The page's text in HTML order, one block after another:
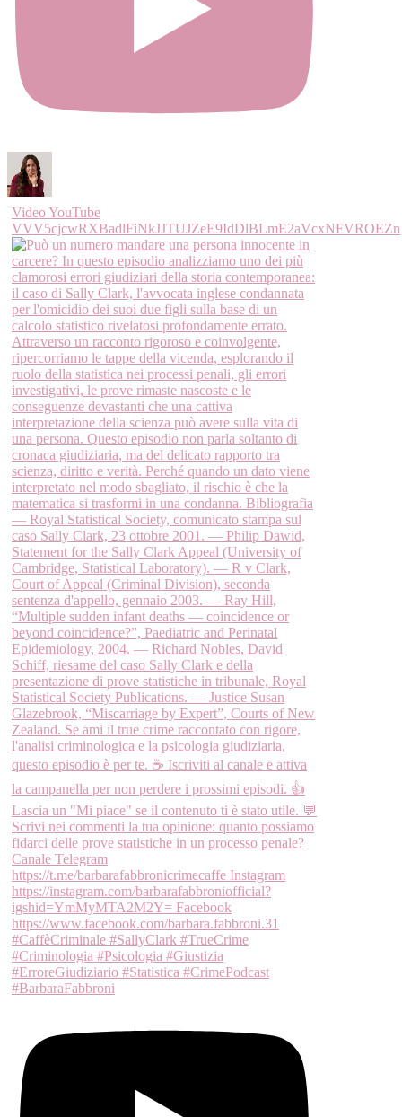
Video YouTube
VVV5cjcwRXBadlFiNkJJTUJZeE9IdDlBLmE2aVcxNFVROEZn